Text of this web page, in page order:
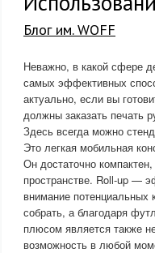
Блог им. WOFF
Неважно, в какой сфере
самых эффективных
актуально, если вы
должны заказать печать
Здесь всегда можно стенд
Это легкая мобильная
Он достаточно
пространстве. Roll-up —
внимание потенциальных
собрать, а благодаря
плюсом является также
возможность в любой